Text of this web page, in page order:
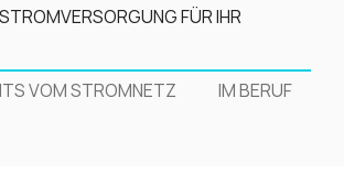
FÜR IHR
VOM STROMNETZ
IM BERUF